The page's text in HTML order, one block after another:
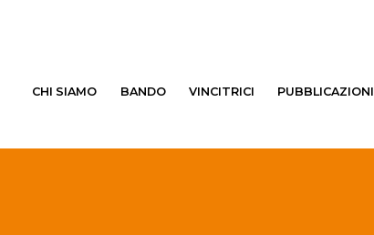
CHI SIAMO BANDO VINCITRICI PUBBLICAZIONI